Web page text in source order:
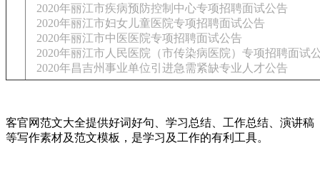
2020年丽江市疾病预防控制中心专项招聘面试公告
2020年丽江市妇女儿童医院专项招聘面试公告
2020年丽江市中医医院专项招聘面试公告
2020年丽江市人民医院（市传染病医院）专项招聘面试
2020年昌吉州事业单位引进急需紧缺专业人才公告
客官网范文大全提供好词好句、学习总结、工作总结、演讲稿
等写作素材及范文模板，是学习及工作的有利工具。